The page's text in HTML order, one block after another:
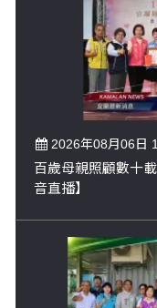
2026年08月06日
百歲母親照顧數十
音直播】